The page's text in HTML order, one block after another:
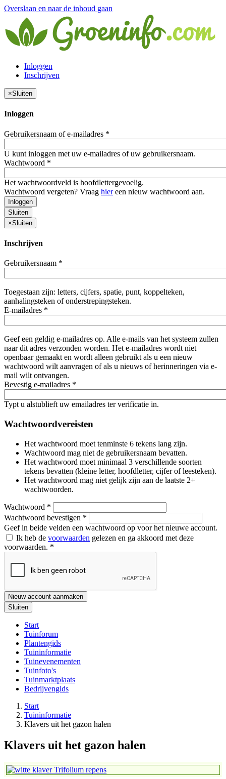
Overslaan en naar de inhoud gaan
Inloggen
Inschrijven
×Sluiten
Inloggen
Gebruikersnaam of e-mailadres *
U kunt inloggen met uw e-mailadres of uw gebruikersnaam.
Wachtwoord *
Het wachtwoordveld is hoofdlettergevoelig.
Wachtwoord vergeten? Vraag hiereen nieuw wachtwoord aan.
Inloggen
Sluiten
×Sluiten
Inschrijven
Gebruikersnaam *
Toegestaan zijn: letters, cijfers, spatie, punt, koppelteken,
aanhalingsteken of onderstrepingsteken.
E-mailadres *
Geef een geldig e-mailadres op. Alle e-mails van het systeem zullen
naar dit adres verzonden worden. Het e-mailadres wordt niet
openbaar gemaakt en wordt alleen gebruikt als u een nieuw
wachtwoord wilt aanvragen of als u nieuws of herinneringen via e-
mail wilt ontvangen.
Bevestig e-mailadres *
Typt u alstublieft uw emailadres ter verificatie in.
Wachtwoordvereisten
Het wachtwoord moet tenminste 6 tekens lang zijn.
Wachtwoord mag niet de gebruikersnaam bevatten.
Het wachtwoord moet minimaal 3 verschillende soorten
tekens bevatten (kleine letter, hoofdletter, cijfer of leesteken).
Het wachtwoord mag niet gelijk zijn aan de laatste 2+
wachtwoorden.
Wachtwoord *
Wachtwoord bevestigen *
Geef in beide velden een wachtwoord op voor het nieuwe account.
Ik heb de voorwaarden gelezen en ga akkoord met deze
voorwaarden. *
Nieuw account aanmaken
Sluiten
Start
Tuinforum
Plantengids
Tuininformatie
Tuinevenementen
Tuinfoto's
Tuinmarktplaats
Bedrijvengids
Start
Tuininformatie
Klavers uit het gazon halen
Klavers uit het gazon halen